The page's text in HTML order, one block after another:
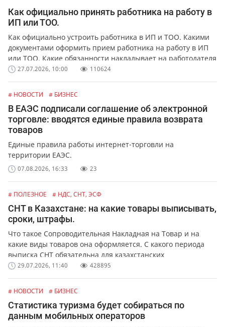
Как официально принять работника на работу в
ИП или ТОО.
Как официально устроить работника в ИП и ТОО. Какими
документами оформить прием работника на работу в ИП
или ТОО. Какие обязанности накладывает на работодателя
официальное оформление работников.
27.07.2026, 10:00 110624
# НОВОСТИ # БИЗНЕС
В ЕАЭС подписали соглашение об электронной
торговле: вводятся единые правила возврата
товаров
Единые правила работы интернет-торговли на
территории ЕАЭС.
07.08.2026, 16:33 23
# ПОЛЕЗНОЕ # НДС, СНТ, ЭСФ
СНТ в Казахстане: на какие товары выписывать,
сроки, штрафы.
Что такое Сопроводительная Накладная на Товар и на
какие виды товаров она оформляется. С какого периода
выписка СНТ обязательна для казахстанских
предпринимателей и организаций. Какая ответственность
предусмотрена за не выписку или ошибки в СНТ.
29.07.2026, 11:40 428895
# НОВОСТИ # БИЗНЕС
Статистика туризма будет собираться по
данным мобильных операторов